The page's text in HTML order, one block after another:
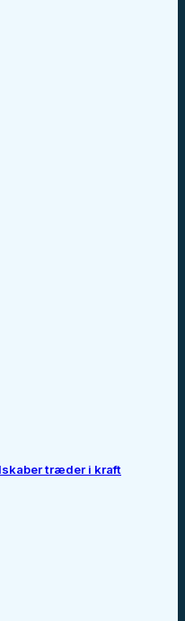
træder i kraft